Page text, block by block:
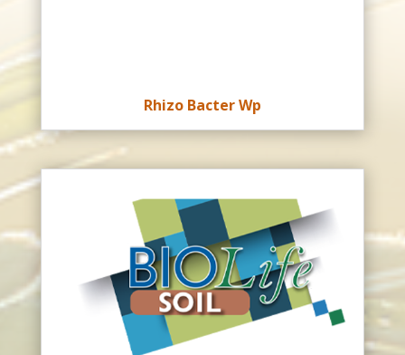
Rhizo Bacter Wp